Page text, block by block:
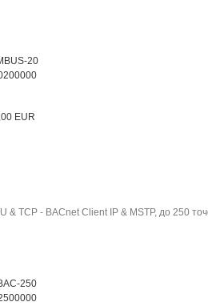
20
EUR
& TCP - BACnet Client IP & MSTP, до 250
250